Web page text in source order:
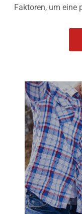
Faktoren, um eine